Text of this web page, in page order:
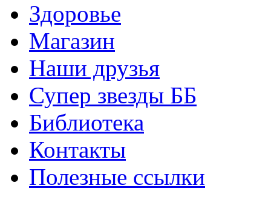
Здоровье
Магазин
Наши друзья
Супер звезды ББ
Библиотека
Контакты
Полезные ссылки